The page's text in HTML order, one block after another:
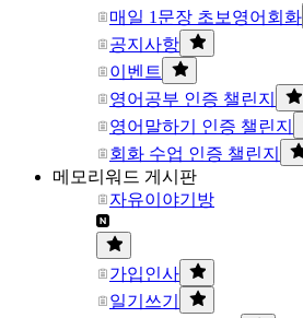
매일 1문장 초보영어회화
공지사항
이벤트
영어공부 인증 챌린지
영어말하기 인증 챌린지
회화 수업 인증 챌린지
메모리워드 게시판
자유이야기방
가입인사
일기쓰기